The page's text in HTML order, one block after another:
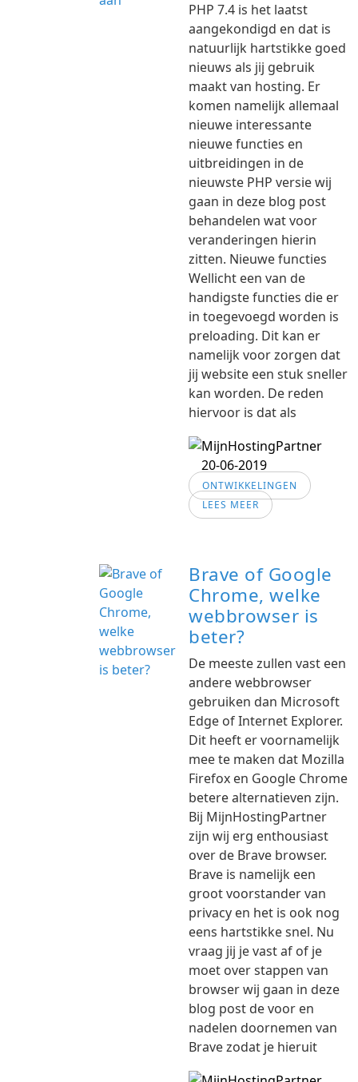
PHP 7.4 is het laatst
aangekondigd en dat is
natuurlijk hartstikke goed
nieuws als jij gebruik
maakt van hosting. Er
komen namelijk allemaal
nieuwe interessante
nieuwe functies en
uitbreidingen in de
nieuwste PHP versie wij
gaan in deze blog post
behandelen wat voor
veranderingen hierin
zitten. Nieuwe functies
Wellicht een van de
handigste functies die er
in toegevoegd worden is
preloading. Dit kan er
namelijk voor zorgen dat
jij website een stuk sneller
kan worden. De reden
hiervoor is dat als
20-06-2019
ONTWIKKELINGEN
LEES MEER
Brave of Google
Chrome, welke
webbrowser is
beter?
De meeste zullen vast een
andere webbrowser
gebruiken dan Microsoft
Edge of Internet Explorer.
Dit heeft er voornamelijk
mee te maken dat Mozilla
Firefox en Google Chrome
betere alternatieven zijn.
Bij MijnHostingPartner
zijn wij erg enthousiast
over de Brave browser.
Brave is namelijk een
groot voorstander van
privacy en het is ook nog
eens hartstikke snel. Nu
vraag jij je vast af of je
moet over stappen van
browser wij gaan in deze
blog post de voor en
nadelen doornemen van
Brave zodat je hieruit